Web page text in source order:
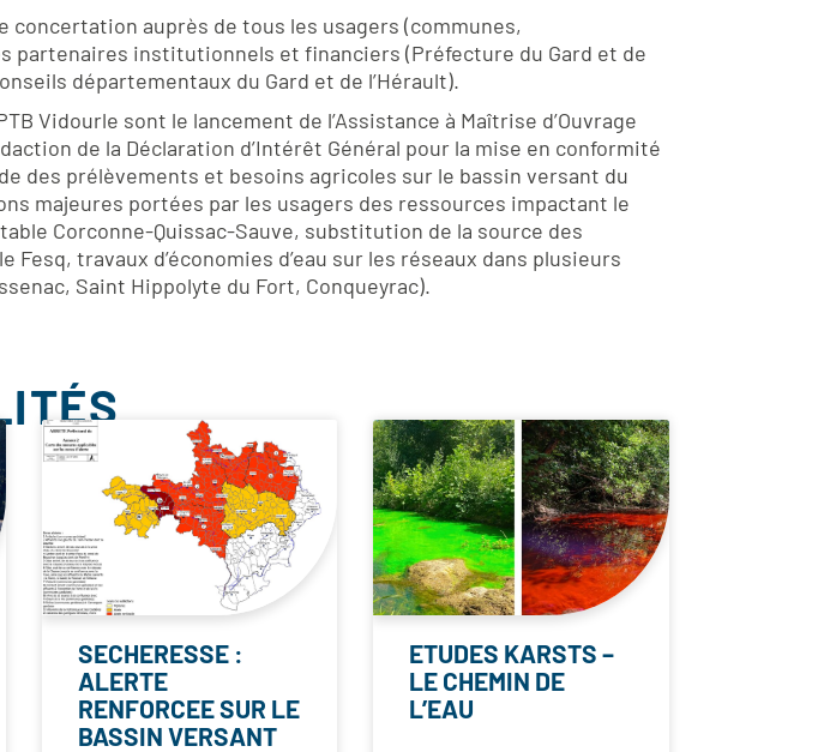
auprès de tous les usagers (communes,
institutionnels et financiers (Préfecture du Gard et de
départementaux du Gard et de l’Hérault).
Vidourle sont le lancement de l’Assistance à Maîtrise d’Ouvrage
de la Déclaration d’Intérêt Général pour la mise en conformité
des prélèvements et besoins agricoles sur le bassin versant du
majeures portées par les usagers des ressources impactant le
Corconne-Quissac-Sauve, substitution de la source des
travaux d’économies d’eau sur les réseaux dans plusieurs
Saint Hippolyte du Fort, Conqueyrac).
SECHERESSE :
ALERTE
RENFORCEE SUR LE
BASSIN VERSANT
ETUDES KARSTS –
LE CHEMIN DE
L’EAU